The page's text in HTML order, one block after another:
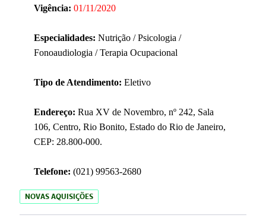
Vigência: 01/11/2020
Especialidades: Nutrição / Psicologia /
Fonoaudiologia / Terapia Ocupacional
Tipo de Atendimento: Eletivo
Endereço: Rua XV de Novembro, nº 242, Sala
106, Centro, Rio Bonito, Estado do Rio de Janeiro,
CEP: 28.800-000.
Telefone: (021) 99563-2680
NOVAS AQUISIÇÕES